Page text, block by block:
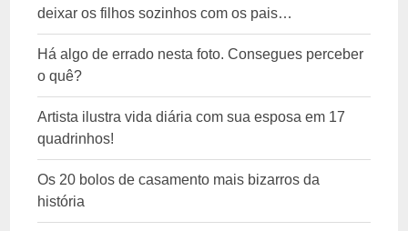
deixar os filhos sozinhos com os pais…
Há algo de errado nesta foto. Consegues perceber
o quê?
Artista ilustra vida diária com sua esposa em 17
quadrinhos!
Os 20 bolos de casamento mais bizarros da
história